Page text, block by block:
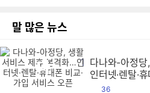
말 많은 뉴스
1 다나와-아정
인터넷·렌탈·
댓
36
다
다
다
다
다
다
다
다
다
다
다
다
다
다
다
다
다
다
다
다
다
다
다
다
다
다
다
다
다
다
다
다
다
다
다
다
다
다
다
다
다
다
다
다
다
다
다
다
다
다
다
다
다
다
다
다
다
다
다
다
다
다
다
다
다
다
다
다
다
다
다
다
다
다
다
다
다
다
다
다
다
다
다
다
다
다
다
다
다
다
다
다
다
다
다
다
다
다
다
다
다
다
다
다
다
다
다
다
다
다
다
다
다
다
다
다
다
다
다
다
다
다
다
다
다
다
다
다
다
다
다
다
다
다
다
다
다
다
다
다
다
다
다
다
다
다
다
다
다
다
다
다
다
다
다
다
다
다
다
다
다
다
다
다
다
다
다
다
다
다
다
다
다
다
다
다
다
다
다
다
다
다
다
다
다
다
다
다
다
다
다
다
다
다
다
다
다
다
다
다
다
다
다
다
다
다
다
다
다
다
다
다
다
다
다
다
다
다
다
다
다
다
다
다
다
다
다
다
다
다
다
다
다
다
다
다
다
다
다
다
다
다
다
다
다
다
다
다
다
다
다
다
다
다
다
다
다
다
다
다
다
다
다
다
다
다
다
다
다
다
다
다
다
다
다
다
다
다
다
다
다
다
다
다
다
다
다
다
다
다
다
다
다
다
다
다
다
다
다
다
다
다
다
다
다
다
다
다
다
다
다
다
다
다
다
다
다
다
다
다
다
다
다
다
다
다
다
다
다
다
다
다
다
다
다
다
다
다
다
다
다
다
다
다
다
다
다
다
다
다
다
다
다
다
다
다
다
다
다
다
다
다
다
다
다
다
다
다
다
다
다
다
다
다
다
다
다
다
다
다
다
다
다
다
다
다
다
다
다
다
다
다
다
다
다
다
다
다
다
다
다
다
다
다
다
다
다
다
다
다
다
다
다
다
다
다
다
다
다
다
다
다
다
다
다
다
다
다
다
다
다
다
다
다
다
다
다
다
다
다
다
다
다
다
다
다
다
다
다
다
다
다
다
다
다
다
다
다
다
다
다
다
다
다
다
다
다
다
다
다
다
다
다
다
다
다
다
다
다
다
다
다
다
다
다
다
다
다
다
다
다
다
다
다
다
다
다
다
다
다
다
다
다
다
다
다
다
다
다
다
다
다
다
다
다
다
다
다
다
다
다
다
다
다
다
다
다
다
다
다
다
다
다
다
다
다
다
다
다
다
다
다
다
다
다
다
다
다
다
다
다
다
다
다
다
다
다
다
다
다
다
다
다
다
다
다
다